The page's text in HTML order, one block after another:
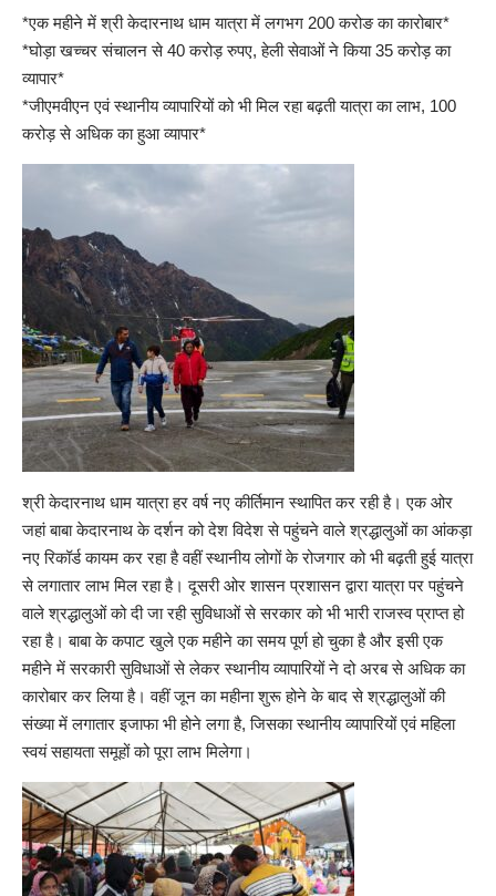
*एक महीने में श्री केदारनाथ धाम यात्रा में लगभग 200 करोङ का कारोबार*
*घोड़ा खच्चर संचालन से 40 करोड़ रुपए, हेली सेवाओं ने किया 35 करोड़ का
व्यापार*
*जीएमवीएन एवं स्थानीय व्यापारियों को भी मिल रहा बढ़ती यात्रा का लाभ, 100
करोड़ से अधिक का हुआ व्यापार*
श्री केदारनाथ धाम यात्रा हर वर्ष नए कीर्तिमान स्थापित कर रही है। एक ओर
जहां बाबा केदारनाथ के दर्शन को देश विदेश से पहुंचने वाले श्रद्धालुओं का आंकड़ा
नए रिकॉर्ड कायम कर रहा है वहीं स्थानीय लोगों के रोजगार को भी बढ़ती हुई यात्रा
से लगातार लाभ मिल रहा है। दूसरी ओर शासन प्रशासन द्वारा यात्रा पर पहुंचने
वाले श्रद्धालुओं को दी जा रही सुविधाओं से सरकार को भी भारी राजस्व प्राप्त हो
रहा है। बाबा के कपाट खुले एक महीने का समय पूर्ण हो चुका है और इसी एक
महीने में सरकारी सुविधाओं से लेकर स्थानीय व्यापारियों ने दो अरब से अधिक का
कारोबार कर लिया है। वहीं जून का महीना शुरू होने के बाद से श्रद्धालुओं की
संख्या में लगातार इजाफा भी होने लगा है, जिसका स्थानीय व्यापारियों एवं महिला
स्वयं सहायता समूहों को पूरा लाभ मिलेगा।